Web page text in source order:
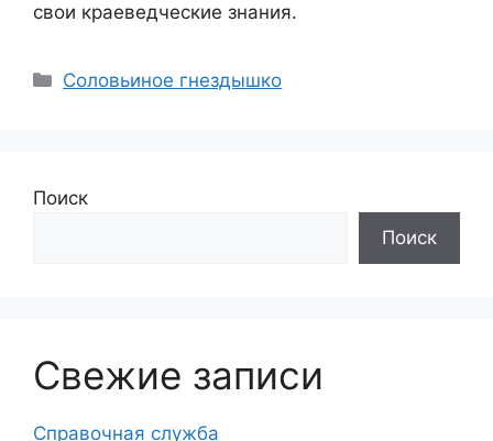
свои краеведческие знания.
Соловьиное гнездышко
Поиск
Поиск
Свежие записи
Справочная служба